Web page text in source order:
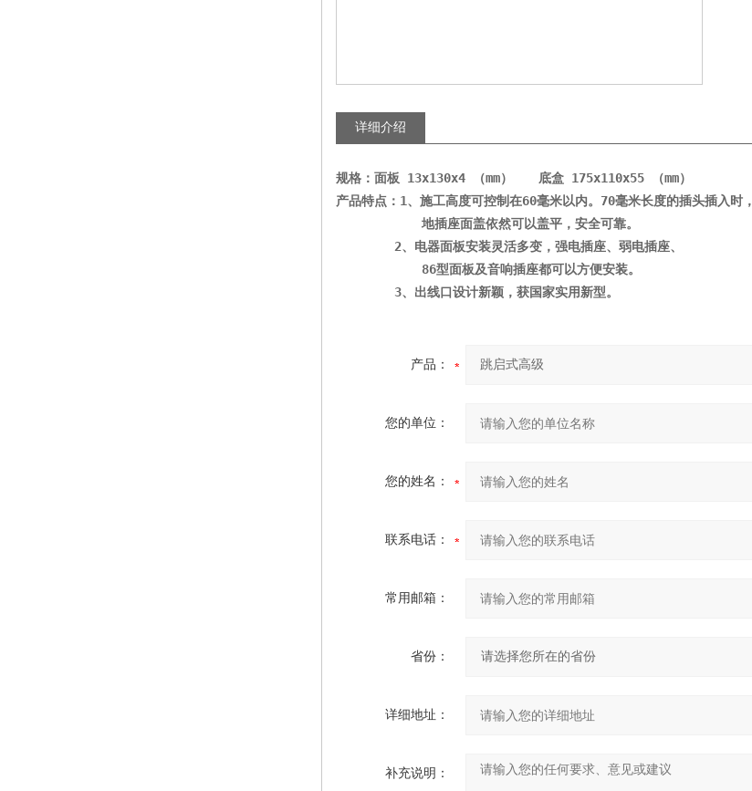
详细介绍
规格：面板 13x130x4 （mm） 底盒 175x110x55 （mm）
产品特点： 1、施工高度可控制在60毫米以内。 70毫米长度的插头插入时，
地插座面盖依然可以盖平，安全可靠。
2、电器面板安装灵活多变，强电插座、弱电插座、
86型面板及音响插座都可以方便安装。
3、出线口设计新颖，获国家实用新型。
产品：
您的单位：
您的姓名：
联系电话：
常用邮箱：
省份：
详细地址：
补充说明：